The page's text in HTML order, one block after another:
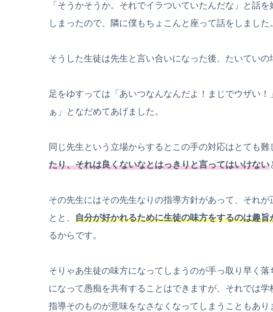
「そうかそうか。それでイラついていたんだな」と話
しまったので、隣に僕もちょこんと座って話をしました。
そうした生徒は先生と言い合いになった後、たいていの
足をゆすっては「あいつなんなんだよ！まじでウザい
ぁ」となだめてあげました。
同じ先生という立場からするとこの手の対応はとても難
たり、それは良くないなとはっきりと言ってはいけない
その先生にはその先生なりの指導方針があって、それ
とと、 自分が好かれるために生徒の味方をするのは趣旨
るからです。
そりゃあ生徒の味方になってしまうのが手っ取り早く
になって愚痴を共有することはできますが、それでは学
指導そのものが意味をなさなくなってしまうこともあり